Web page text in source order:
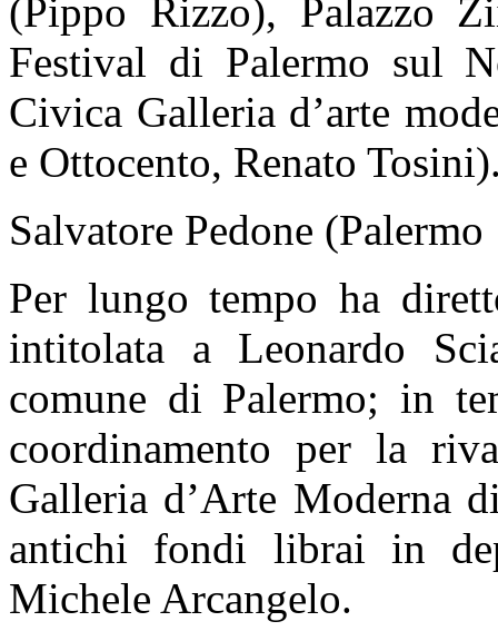
(Pippo Rizzo), Palazzo
Festival di Palermo sul
Civica Galleria d’arte
e Ottocento, Renato
Salvatore Pedone
Per lungo tempo ha
intitolata a Leonardo
comune di Palermo; in
coordinamento per la
Galleria d’Arte Moderna
antichi fondi librai in
Michele Arcangelo.